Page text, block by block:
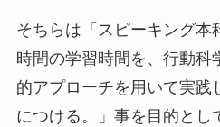
そちらは「スピーキング本
時間の学習時間を、行動科
的アプローチを用いて実践
につける。」事を目的とし